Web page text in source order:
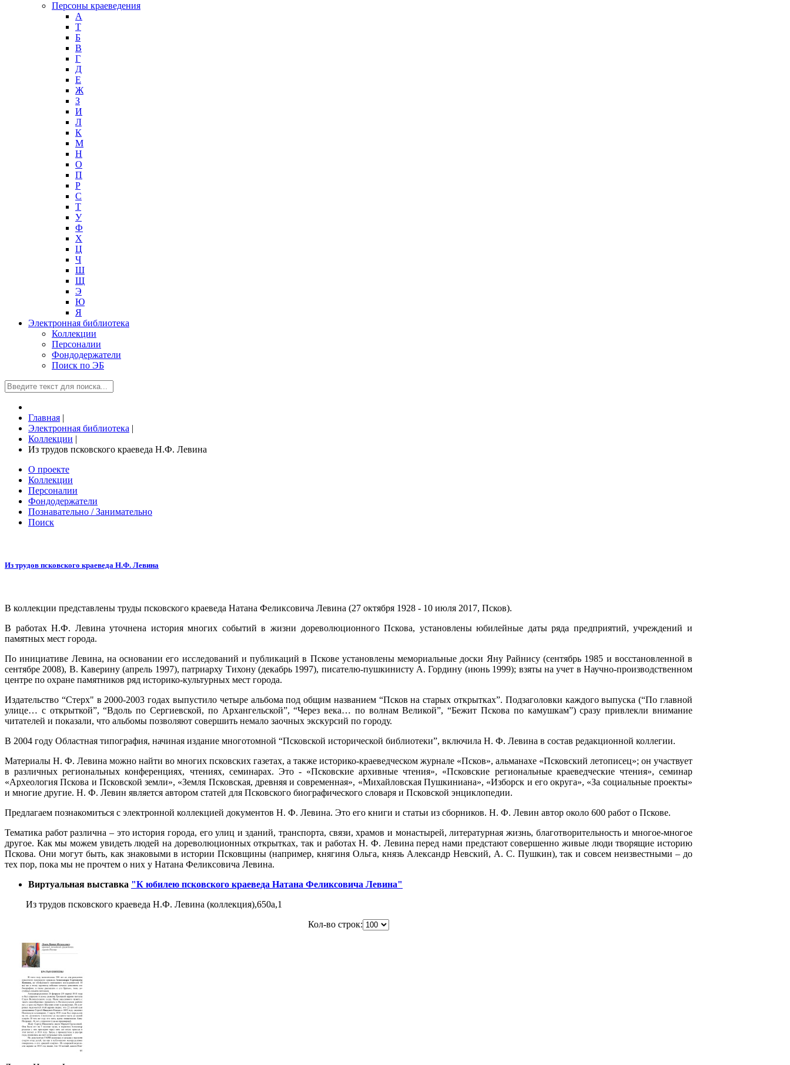
Персоны краеведения
А
T
Б
В
Г
Д
Е
Ж
З
И
Л
К
М
Н
О
П
Р
С
Т
У
Ф
Х
Ц
Ч
Ш
Щ
Э
Ю
Я
Электронная библиотека
Коллекции
Персоналии
Фондодержатели
Поиск по ЭБ
Главная |
Электронная библиотека |
Коллекции |
Из трудов псковского краеведа Н.Ф. Левина
О проекте
Коллекции
Персоналии
Фондодержатели
Познавательно / Занимательно
Поиск
Из трудов псковского краеведа Н.Ф. Левина
В коллекции представлены труды псковского краеведа Натана Феликсовича Левина (27 октября 1928 - 10 июля 2017, Псков).
В работах Н.Ф. Левина уточнена история многих событий в жизни дореволюционного Пскова, установлены юбилейные даты ряда предприятий, учреждений и
памятных мест города.
По инициативе Левина, на основании его исследований и публикаций в Пскове установлены мемориальные доски Яну Райнису (сентябрь 1985 и восстановленной в
сентябре 2008), В. Каверину (апрель 1997), патриарху Тихону (декабрь 1997), писателю-пушкинисту А. Гордину (июнь 1999); взяты на учет в Научно-производственном
центре по охране памятников ряд историко-культурных мест города.
Издательство “Стерх" в 2000-2003 годах выпустило четыре альбома под общим названием “Псков на старых открытках”. Подзаголовки каждого выпуска (“По главной
улице… с открыткой”, “Вдоль по Сергиевской, по Архангельской”, “Через века… по волнам Великой”, “Бежит Пскова по камушкам”) сразу привлекли внимание
читателей и показали, что альбомы позволяют совершить немало заочных экскурсий по городу.
В 2004 году Областная типография, начиная издание многотомной “Псковской исторической библиотеки”, включила Н. Ф. Левина в состав редакционной коллегии.
Материалы Н. Ф. Левина можно найти во многих псковских газетах, а также историко-краеведческом журнале «Псков», альманахе «Псковский летописец»; он участвует
в различных региональных конференциях, чтениях, семинарах. Это - «Псковские архивные чтения», «Псковские региональные краеведческие чтения», семинар
«Археология Пскова и Псковской земли», «Земля Псковская, древняя и современная», «Михайловская Пушкиниана», «Изборск и его округа», «За социальные проекты»
и многие другие. Н. Ф. Левин является автором статей для Псковского биографического словаря и Псковской энциклопедии.
Предлагаем познакомиться с электронной коллекцией документов Н. Ф. Левина. Это его книги и статьи из сборников. Н. Ф. Левин автор около 600 работ о Пскове.
Тематика работ различна – это история города, его улиц и зданий, транспорта, связи, храмов и монастырей, литературная жизнь, благотворительность и многое-многое
другое. Как мы можем увидеть людей на дореволюционных открытках, так и работах Н. Ф. Левина перед нами предстают совершенно живые люди творящие историю
Пскова. Они могут быть, как знаковыми в истории Псковщины (например, княгиня Ольга, князь Александр Невский, А. С. Пушкин), так и совсем неизвестными – до
тех пор, пока мы не прочтем о них у Натана Феликсовича Левина.
Виртуальная выставка "К юбилею псковского краеведа Натана Феликсовича Левина"
Из трудов псковского краеведа Н.Ф. Левина (коллекция),650a,1
Кол-во строк: